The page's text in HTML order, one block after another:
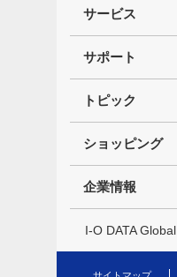
サービス
サポート
トピック
ショッピング
企業情報
I-O DATA Global